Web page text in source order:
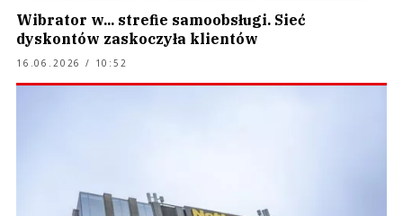
Wibrator w... strefie samoobsługi. Sieć
dyskontów zaskoczyła klientów
16.06.2026 / 10:52